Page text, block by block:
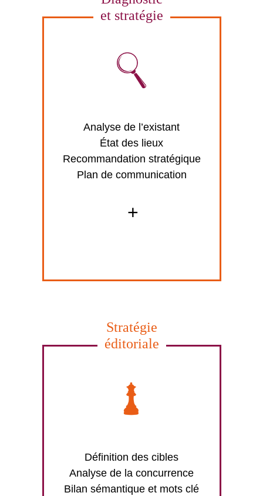
et stratégie
Analyse de l’existant
État des lieux
Recommandation stratégique
Plan de communication
+
Stratégie
éditoriale
Définition des cibles
Analyse de la concurrence
Bilan sémantique et mots clé